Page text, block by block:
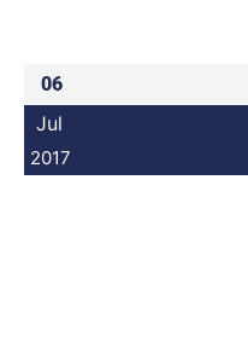
06
Jul
2017